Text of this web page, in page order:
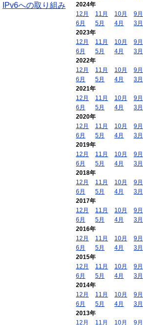
IPv6への取り組み
2024年
12月
11月 10月 9月
6月
5月 4月 3月
2023年
12月
11月 10月 9月
6月
5月 4月 3月
2022年
12月
11月 10月 9月
6月
5月 4月 3月
2021年
12月
11月 10月 9月
6月
5月 4月 3月
2020年
12月
11月 10月 9月
6月
5月 4月 3月
2019年
12月
11月 10月 9月
6月
5月 4月 3月
2018年
12月
11月 10月 9月
6月
5月 4月 3月
2017年
12月
11月 10月 9月
6月
5月 4月 3月
2016年
12月
11月 10月 9月
6月
5月 4月 3月
2015年
12月
11月 10月 9月
6月
5月 4月 3月
2014年
12月
11月 10月 9月
6月
5月 4月 3月
2013年
12月
11月 10月 9月